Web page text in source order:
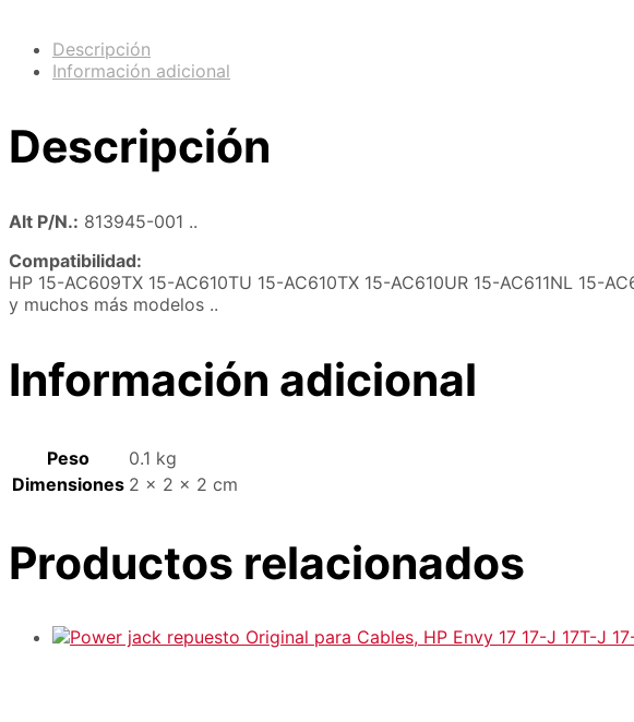
Descripción
Información adicional
Descripción
Alt P/N.: 813945-001 ..
Compatibilidad:
HP 15-AC609TX 15-AC610TU 15-AC610TX 15-AC610UR 15-AC611NL 15-
y muchos más modelos ..
Información adicional
Peso
0.1 kg
Dimensiones 2 × 2 × 2 cm
Productos relacionados